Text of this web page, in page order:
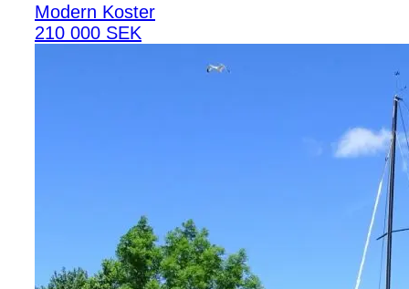
Modern Koster
210 000 SEK